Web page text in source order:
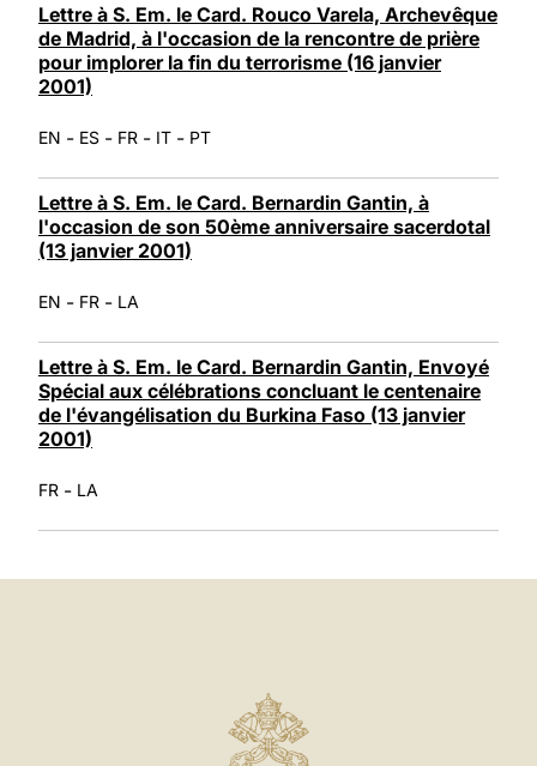
Lettre à S. Em. le Card. Rouco Varela, Archevêque
de Madrid, à l'occasion de la rencontre de prière
pour implorer la fin du terrorisme (16 janvier
2001)
EN - ES - FR - IT - PT
Lettre à S. Em. le Card. Bernardin Gantin, à
l'occasion de son 50ème anniversaire sacerdotal
(13 janvier 2001)
EN - FR - LA
Lettre à S. Em. le Card. Bernardin Gantin, Envoyé
Spécial aux célébrations concluant le centenaire
de l'évangélisation du Burkina Faso (13 janvier
2001)
FR - LA